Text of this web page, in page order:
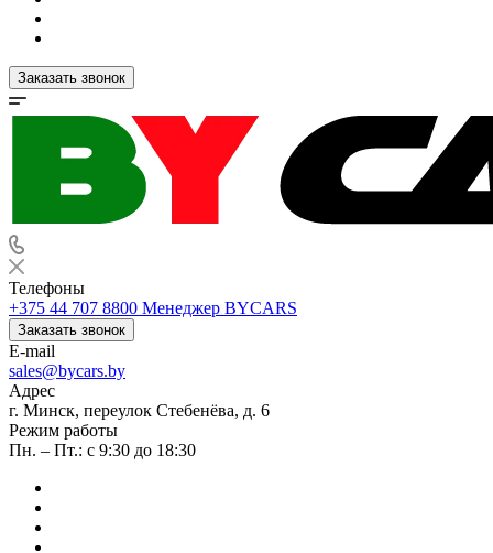
Заказать звонок
Телефоны
+375 44 707 8800 Менеджер BYCARS
Заказать звонок
E-mail
sales@bycars.by
Адрес
г. Минск, переулок Стебенёва, д. 6
Режим работы
Пн. – Пт.: с 9:30 до 18:30